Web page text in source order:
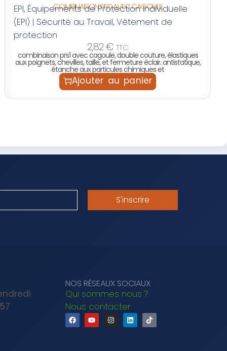
COMBINAISON PRS AVEC CAGOULE
EPI, Équipements de Protection Individuelle
(EPI) | Sécurité au Travail,Vêtement de
protection
2,82€ TTC
combinaison prs1 avec cagoule, double couture, élastiques
aux poignets, chevilles, taille, et fermeture éclair. antistatique,
étanche aux particules chimiques et
Ajouter au panier
S'inscrire
NOS RÉSEAUX SOCIAUX
Qui sommes nous ?
Nous contacter